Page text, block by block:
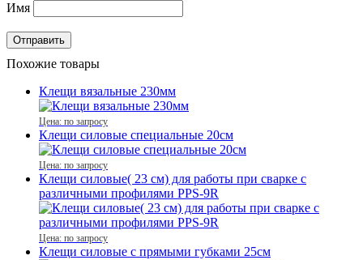
Имя
Похожие товары
Клещи вязальные 230мм
Цена: по запросу
Клещи силовые специальные 20см
Цена: по запросу
Клещи силовые( 23 см) для работы при сварке с
различными профилями PPS-9R
Цена: по запросу
Клещи силовые с прямыми губками 25см